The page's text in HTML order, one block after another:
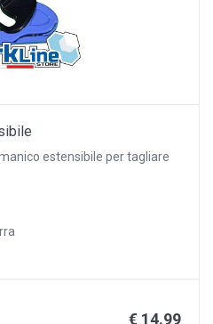
estensibile per tagliare
€ 14.99